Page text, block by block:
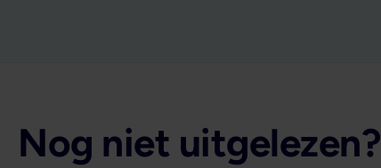
Nog niet uitgelezen?